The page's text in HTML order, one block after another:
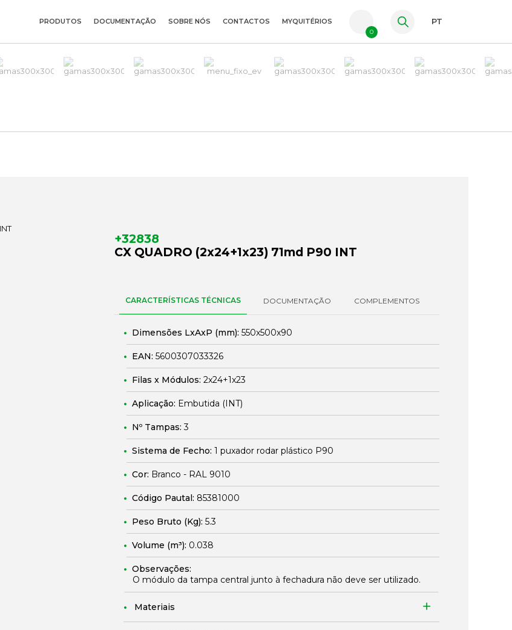
ES
PRODUTOS DOCUMENTAÇÃO SOBRE NÓS CONTACTOS MYQUITÉRIOS
0
PT
+32838
CX QUADRO (2x24+1x23) 71md P90 INT
CARACTERÍSTICAS TÉCNICAS DOCUMENTAÇÃO COMPLEMENTOS
Dimensões LxAxP (mm): 550x500x90
EAN: 5600307033326
Filas x Módulos: 2x24+1x23
Aplicação: Embutida (INT)
Nº Tampas:3
Sistema de Fecho: 1 puxador rodar plástico P90
Cor: Branco - RAL 9010
Código Pautal: 85381000
Peso Bruto (Kg): 5.3
Volume (m³): 0.038
Observações:
O módulo da tampa central junto à fechadura não deve ser utilizado.
Materiais